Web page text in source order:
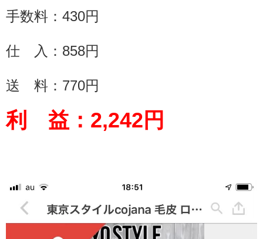
手数料： 430円
仕 入：858円
送 料： 770円
利 益： 2,242円